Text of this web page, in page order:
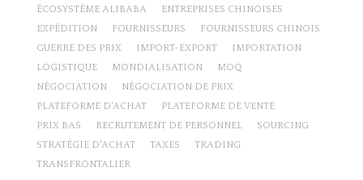
ÉCOSYSTÈME ALIBABA
ENTREPRISES CHINOISES
EXPÉDITION
FOURNISSEURS
FOURNISSEURS CHINOIS
GUERRE DES PRIX
IMPORT-EXPORT
IMPORTATION
LOGISTIQUE
MONDIALISATION
MOQ
NÉGOCIATION
NÉGOCIATION DE PRIX
PLATEFORME D'ACHAT
PLATEFORME DE VENTE
PRIX BAS
RECRUTEMENT DE PERSONNEL
SOURCING
STRATÉGIE D'ACHAT
TAXES
TRADING
TRANSFRONTALIER